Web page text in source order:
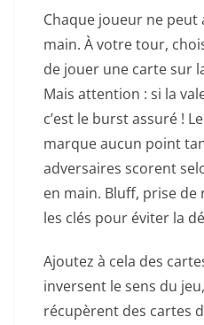
Chaque joueur ne peut
main. À votre tour,
de jouer une carte sur
Mais attention : si la
c’est le burst assuré !
marque aucun point
adversaires scorent
en main. Bluff, prise
les clés pour éviter la
Ajoutez à cela des
inversent le sens du
récupèrent des cartes